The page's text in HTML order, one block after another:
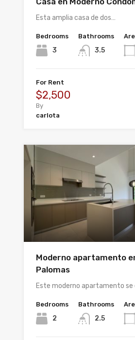
Esta amplia casa de dos…
Bedrooms
3
Bathrooms
3.5
For Rent
$2,500
By
carlota
Moderno apartamento
Palomas
Este moderno apartamento
Bedrooms
2
Bathrooms
2.5